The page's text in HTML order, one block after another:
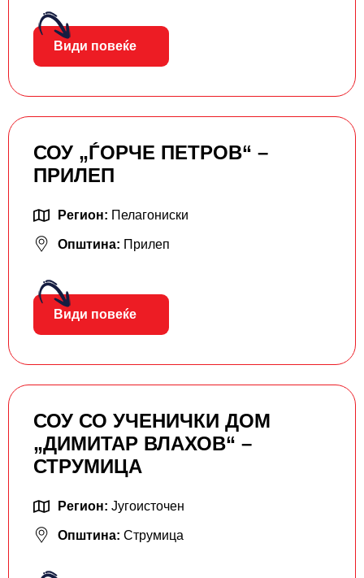
Види повеќе
СОУ „ЃОРЧЕ ПЕТРОВ“ –
ПРИЛЕП
Регион: Пелагониски
Општина: Прилеп
Види повеќе
СОУ СО УЧЕНИЧКИ ДОМ
„ДИМИТАР ВЛАХОВ“ –
СТРУМИЦА
Регион: Југоисточен
Општина: Струмица